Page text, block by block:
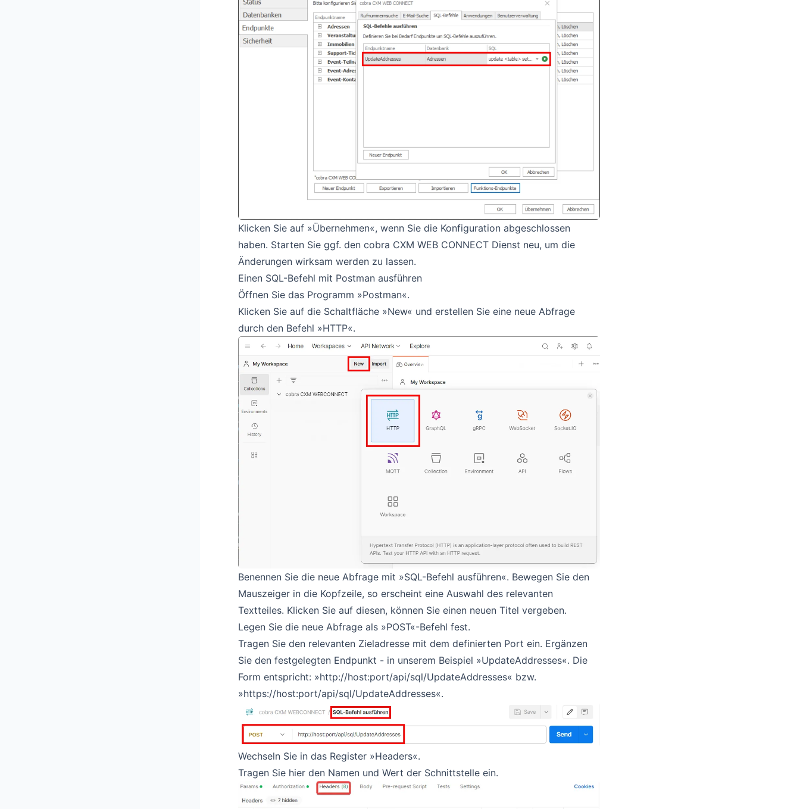
Klicken Sie auf »Übernehmen«, wenn Sie die Konfiguration abgeschlossen
haben. Starten Sie ggf. den cobra CXM WEB CONNECT Dienst neu, um die
Änderungen wirksam werden zu lassen.
Einen SQL-Befehl mit Postman ausführen
Öffnen Sie das Programm »Postman«.
Klicken Sie auf die Schaltfläche »New« und erstellen Sie eine neue Abfrage
durch den Befehl »HTTP«.
Benennen Sie die neue Abfrage mit »SQL-Befehl ausführen«. Bewegen Sie den
Mauszeiger in die Kopfzeile, so erscheint eine Auswahl des relevanten
Textteiles. Klicken Sie auf diesen, können Sie einen neuen Titel vergeben.
Legen Sie die neue Abfrage als »POST«-Befehl fest.
Tragen Sie den relevanten Zieladresse mit dem definierten Port ein. Ergänzen
Sie den festgelegten Endpunkt - in unserem Beispiel »UpdateAddresses«. Die
Form entspricht: »http://host:port/api/sql/UpdateAddresses« bzw.
»https://host:port/api/sql/UpdateAddresses«.
Wechseln Sie in das Register »Headers«.
Tragen Sie hier den Namen und Wert der Schnittstelle ein.